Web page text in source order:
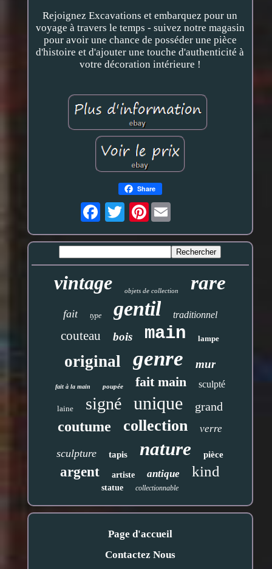
Rejoignez Excavations et embarquez pour un
voyage à travers le temps - suivez notre magasin
pour avoir une chance de posséder une pièce
d'histoire et d'ajouter une touche d'authenticité à
votre décoration intérieure !
Share
Pinterest
vintage objets de collection rare
fait type gentil traditionnel
couteau bois main lampe
original genre mur
fait à la main poupée fait main sculpté
laine signé unique grand
coutume collection verre
sculpture tapis nature pièce
argent artiste antique kind
statue collectionnable
Page d'accueil
Contactez Nous